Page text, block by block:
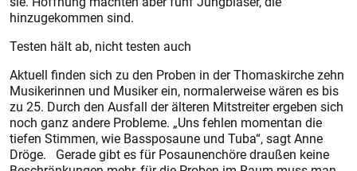
hinzugekommen sind.
Testen hält ab, nicht testen auch
Aktuell finden sich zu den Proben in der Thomaskirche zehn
Musikerinnen und Musiker ein, normalerweise wären es bis
zu 25. Durch den Ausfall der älteren Mitstreiter ergeben sich
noch ganz andere Probleme. „Uns fehlen momentan die
tiefen Stimmen, wie Bassposaune und Tuba“, sagt Anne
Dröge. Gerade gibt es für Posaunenchöre draußen keine